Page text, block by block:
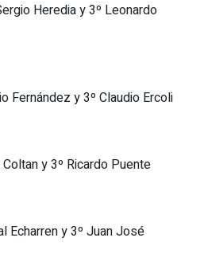
Heredia y 3º Leonardo
Fernández y 3º Claudio Ercoli
y 3º Ricardo Puente
Echarren y 3º Juan José